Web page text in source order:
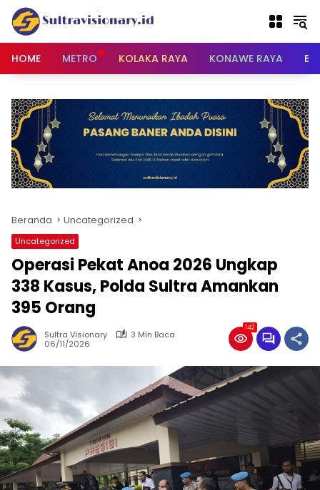
Langsung
konten
HOME
METRO KOLAKA RAYA KONAWE RAYA
Beranda Uncategorized
Uncategorized
Operasi Pekat Anoa 2026 Ungkap
338 Kasus, Polda Sultra Amankan
395 Orang
Sultra Visionary
3 Min Baca
06/11/2026
142